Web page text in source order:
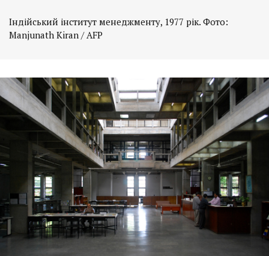
Індійський інститут менеджменту, 1977 рік. Фото:
Manjunath Kiran / AFP